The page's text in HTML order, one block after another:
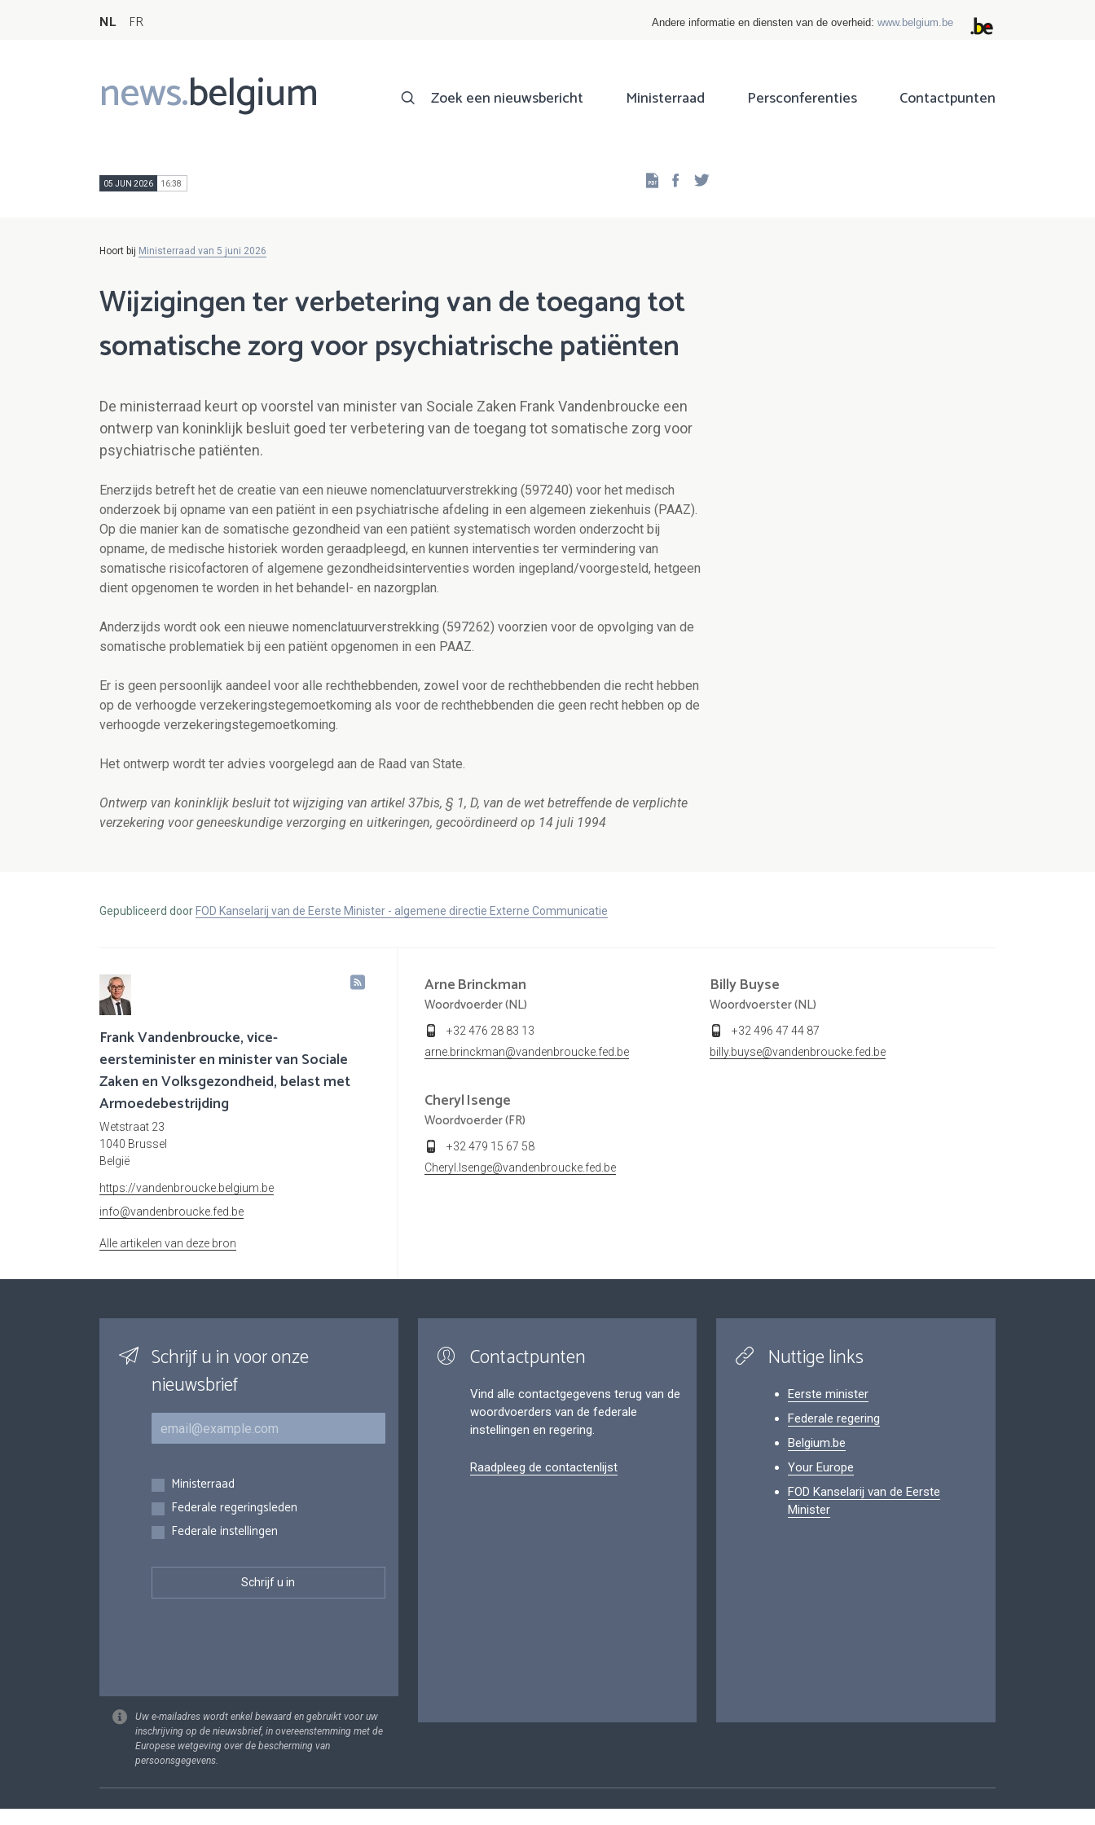
NL FR Andere informatie en diensten van de overheid: www.belgium.be
news.belgium
Main
navigation
Zoek een nieuwsbericht Ministerraad Persconferenties Contactpunten
05 JUN 2026 16:38 Facebook
Hoort bij Ministerraad van 5 juni 2026
Wijzigingen ter verbetering van de toegang tot
somatische zorg voor psychiatrische patiënten
De ministerraad keurt op voorstel van minister van Sociale Zaken Frank Vandenbroucke een
ontwerp van koninklijk besluit goed ter verbetering van de toegang tot somatische zorg voor
psychiatrische patiënten.
Enerzijds betreft het de creatie van een nieuwe nomenclatuurverstrekking (597240) voor het medisch
onderzoek bij opname van een patiënt in een psychiatrische afdeling in een algemeen ziekenhuis (PAAZ).
Op die manier kan de somatische gezondheid van een patiënt systematisch worden onderzocht bij
opname, de medische historiek worden geraadpleegd, en kunnen interventies ter vermindering van
somatische risicofactoren of algemene gezondheidsinterventies worden ingepland/voorgesteld, hetgeen
dient opgenomen te worden in het behandel- en nazorgplan.
Anderzijds wordt ook een nieuwe nomenclatuurverstrekking (597262) voorzien voor de opvolging van de
somatische problematiek bij een patiënt opgenomen in een PAAZ.
Er is geen persoonlijk aandeel voor alle rechthebbenden, zowel voor de rechthebbenden die recht hebben
op de verhoogde verzekeringstegemoetkoming als voor de rechthebbenden die geen recht hebben op de
verhoogde verzekeringstegemoetkoming.
Het ontwerp wordt ter advies voorgelegd aan de Raad van State.
Ontwerp van koninklijk besluit tot wijziging van artikel 37bis, § 1, D, van de wet betreffende de verplichte
verzekering voor geneeskundige verzorging en uitkeringen, gecoördineerd op 14 juli 1994
Gepubliceerd door FOD Kanselarij van de Eerste Minister - algemene directie Externe Communicatie
Frank Vandenbroucke, vice-
eersteminister en minister van Sociale
Zaken en Volksgezondheid, belast met
Armoedebestrijding
Wetstraat 23
1040 Brussel
België
https://vandenbroucke.belgium.be
info@vandenbroucke.fed.be
Alle artikelen van deze bron
ArneBrinckman
Woordvoerder (NL)
+32 476 28 83 13
arne.brinckman@vandenbroucke.fed.be
BillyBuyse
Woordvoerster (NL)
+32 496 47 44 87
billy.buyse@vandenbroucke.fed.be
CherylIsenge
Woordvoerder (FR)
+32 479 15 67 58
Cheryl.Isenge@vandenbroucke.fed.be
Schrijf u in voor onze
nieuwsbrief
E-mail
Inschrijvingen
Ministerraad
Federale regeringsleden
Federale instellingen
Uw e-mailadres wordt enkel bewaard en gebruikt voor uw
inschrijving op de nieuwsbrief, in overeenstemming met de
Europese wetgeving over de bescherming van
persoonsgegevens.
Contactpunten
Vind alle contactgegevens terug van de
woordvoerders van de federale
instellingen en regering.
Raadpleeg de contactenlijst
Nuttige links
Eerste minister
Federale regering
Belgium.be
Your Europe
FOD Kanselarij van de Eerste
Minister
Footer